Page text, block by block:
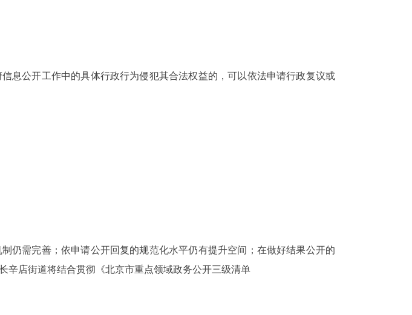
息公开工作中的具体行政行为侵犯其合法权益的，可以依法申请行政复议或
仍需完善；依申请公开回复的规范化水平仍有提升空间；在做好结果公开的
辛店街道将结合贯彻《北京市重点领域政务公开三级清单